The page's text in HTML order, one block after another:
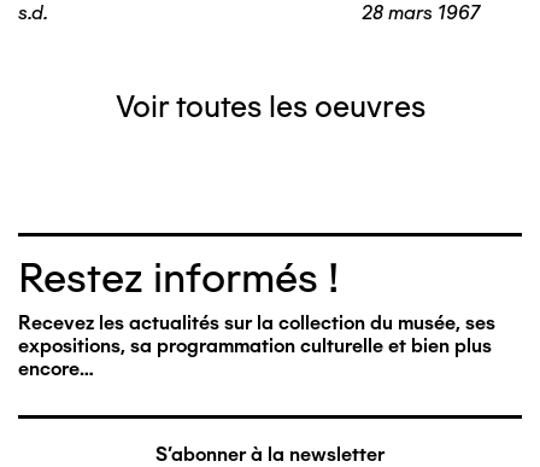
s.d.
28 mars 1967
Voir toutes les oeuvres
Restez informés !
Recevez les actualités sur la collection du musée, ses
expositions, sa programmation culturelle et bien plus
encore…
S'abonner à la newsletter